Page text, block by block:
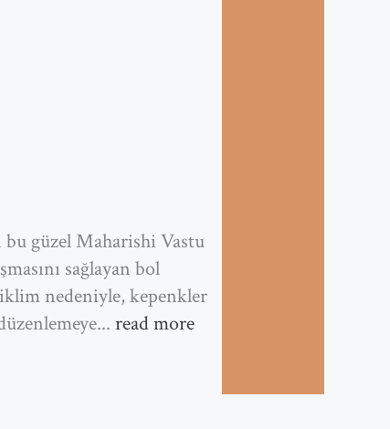
bu güzel Maharishi Vastu
sağlayan bol
nedeniyle, kepenkler
read more